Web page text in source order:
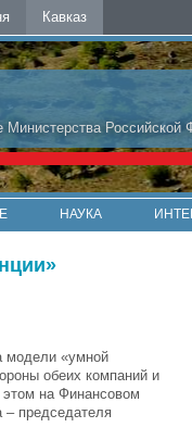
Кавказ
Министерства Российской
НАУКА
модели «умной
обеих компаний и
на Финансовом
– председателя